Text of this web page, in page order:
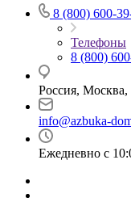
8 (800) 600-
Телефоны
8 (800)
Россия,
info@azbuka-
Ежедневно с